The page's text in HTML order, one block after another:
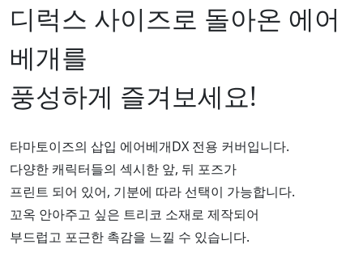
디럭스 사이즈로 돌아온 에어
베개를
풍성하게 즐겨보세요!
타마토이즈의 삽입 에어베개DX 전용 커버입니다.
다양한 캐릭터들의 섹시한 앞, 뒤 포즈가
프린트 되어 있어, 기분에 따라 선택이 가능합니다.
꼬옥 안아주고 싶은 트리코 소재로 제작되어
부드럽고 포근한 촉감을 느낄 수 있습니다.